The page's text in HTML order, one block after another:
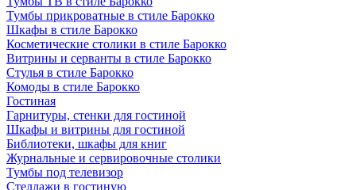
Тумбы прикроватные в стиле Барокко
Шкафы в стиле Барокко
Косметические столики в стиле Барокко
Витрины и серванты в стиле Барокко
Стулья в стиле Барокко
Комоды в стиле Барокко
Гостиная
Гарнитуры, стенки для гостиной
Шкафы и витрины для гостиной
Библиотеки, шкафы для книг
Журнальные и сервировочные столики
Тумбы под телевизор
Стеллажи в гостиную